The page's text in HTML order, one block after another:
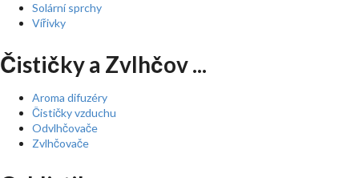
Solární sprchy
Vířivky
Čističky a Zvlhčov ...
Aroma difuzéry
Čističky vzduchu
Odvlhčovače
Zvlhčovače